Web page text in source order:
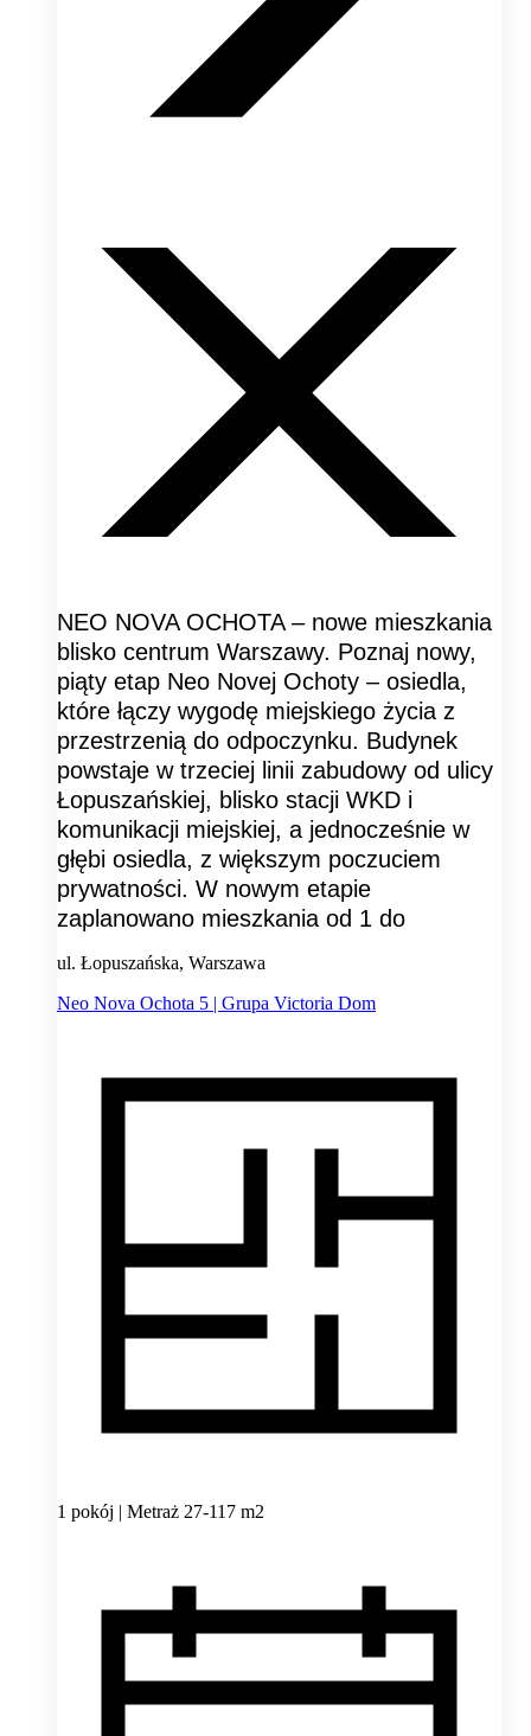
NEO NOVA OCHOTA – nowe mieszkania
blisko centrum Warszawy. Poznaj nowy,
piąty etap Neo Novej Ochoty – osiedla,
które łączy wygodę miejskiego życia z
przestrzenią do odpoczynku. Budynek
powstaje w trzeciej linii zabudowy od ulicy
Łopuszańskiej, blisko stacji WKD i
komunikacji miejskiej, a jednocześnie w
głębi osiedla, z większym poczuciem
prywatności. W nowym etapie
zaplanowano mieszkania od 1 do
ul. Łopuszańska, Warszawa
Neo Nova Ochota 5 | Grupa Victoria Dom
1 pokój | Metraż 27-117 m2